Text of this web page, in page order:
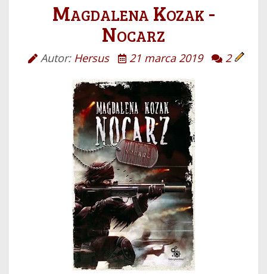
Magdalena Kozak -
Nocarz
Autor: Hersus 21 marca 2019 2